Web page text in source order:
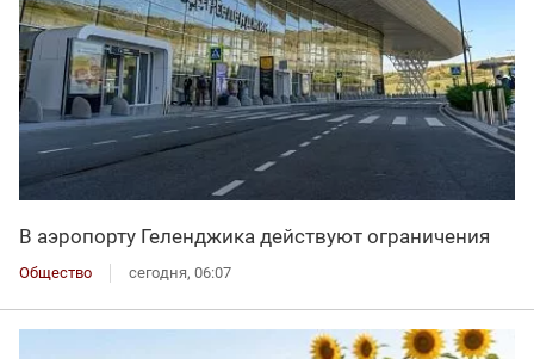
В аэропорту Геленджика действуют ограничения
Общество сегодня, 06:07